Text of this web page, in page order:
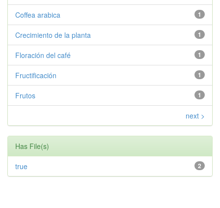
1
Coffea arabica
1
Crecimiento de la planta
1
Floración del café
1
Fructificación
1
Frutos
next >
Has File(s)
2
true